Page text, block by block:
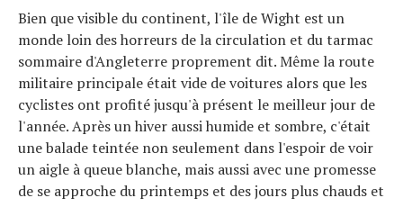
Bien que visible du continent, l'île de Wight est un
monde loin des horreurs de la circulation et du tarmac
sommaire d'Angleterre proprement dit. Même la route
militaire principale était vide de voitures alors que les
cyclistes ont profité jusqu'à présent le meilleur jour de
l'année. Après un hiver aussi humide et sombre, c'était
une balade teintée non seulement dans l'espoir de voir
un aigle à queue blanche, mais aussi avec une promesse
de se approche du printemps et des jours plus chauds et